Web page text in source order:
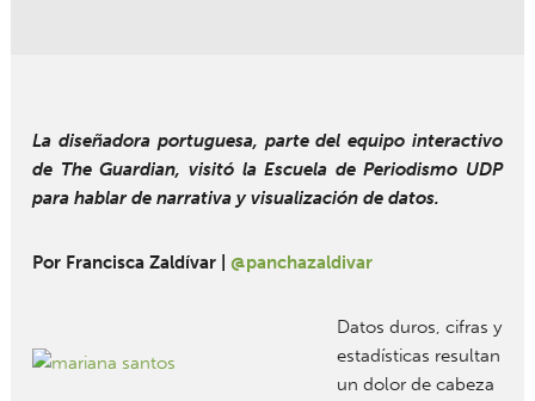
La diseñadora portuguesa, parte del equipo interactivo
de The Guardian, visitó la Escuela de Periodismo UDP
para hablar de narrativa y visualización de datos.
Por Francisca Zaldívar | @panchazaldivar
Datos duros, cifras y
estadísticas resultan
un dolor de cabeza